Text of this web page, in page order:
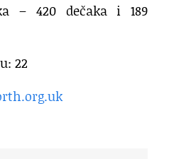
– 420 dečaka i 189
22